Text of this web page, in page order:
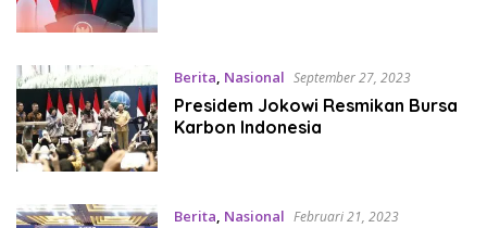
Berita, Nasional September 27, 2023
Presidem Jokowi Resmikan Bursa
Karbon Indonesia
Berita, Nasional Februari 21, 2023